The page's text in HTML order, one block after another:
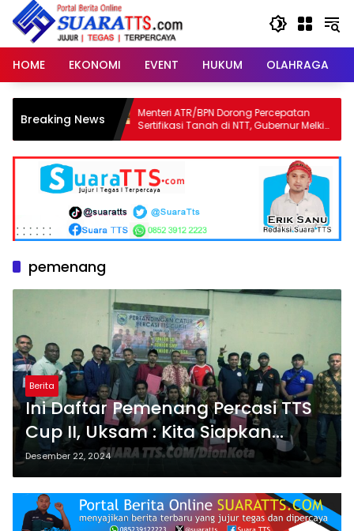
Langsung
konten
HOME
EKONOMI EVENT HUKUM OLAHRAGA
Breaking NewsMenteri ATR/BPN Dorong Percepatan
Sertifikasi Tanah di NTT, Gubernur Melki
Perkuat Sinergi Tata Ruang
pemenang
Berita
Ini Daftar Pemenang Percasi TTS
Cup II, Uksam : Kita Siapkan
Pecatur Untuk Kejurnas
Desember 22, 2024